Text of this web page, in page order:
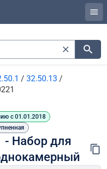
/ 32.50.13 /
с 01.01.2018
- Набор для